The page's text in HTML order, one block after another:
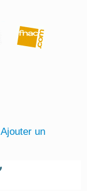
Ajouter un